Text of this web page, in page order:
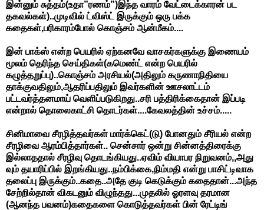
இன்னும் சுத்தம்(உதா”ரணம்”)இந்த வாரம் வேட்டைக்காரன் பட
தகவல்கள்)..முடிவில் ட்விஸ்ட் இருக்கும் ஒரு பக்க
கதைகள்,பரிகாரம்போல் கொஞ்சம் ஆன்மீகம்....
இன் பாக்ஸ் என்ற பெயரில் ஏற்கனவே வாசகர்களுக்கு இணையம்
மூலம் தெரிந்த செய்திகள்(கமெண்ட் என்ற பெயரில்
கழுத்தறுப்பு)..கொஞ்சம் அரசியல்(அதிலும் கருணாநிதியை
தாக்குவதிலும்,ஆதரிப்பதிலும் இவர்களின் ஊசலாட்டம்
பட்டவர்த்தனமாய் வெளிப்படுகிறது..சரி பத்திரிக்கைதான் இப்படி
என்றால் தொலைகாட்சி தொடர்கள்....கேவலத்தின் உச்சம்.....
சினிமாவை சீரழித்தவர்கள் மார்க்கெட்(டு) போனதும் சீரியல் என்ற
சீரழிவை ஆரம்பித்தார்கள்.. சென்சார் ஒன்று சின்னத்திரைக்கு
இல்லாததால் சீரழிவு தொடங்கியது..ஏவிம் வியாபர நிறுவனம்,,அது
வும் தயாரிப்பில் இறங்கியது..நம்பிக்கை,நிம்மதி என்று பாசிட்டிவாக
தலைப்பு இருக்கும்..கதை..அதே குடி கெடுக்கும் கதைதான்...அந்த
சேற்றில்தான் விகடனும் விழுந்தது...முதலில் ஓரளவு தரமான
(ஆனந்த பவனம்)கதைகளை கொடுத்தவர்கள் பின் ரேட்டிங்